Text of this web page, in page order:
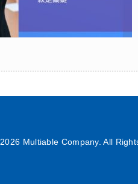
2026 Multiable Company. All